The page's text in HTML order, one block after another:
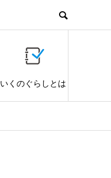
いくのぐらしとは